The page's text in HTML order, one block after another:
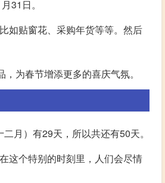
31日。
如贴窗花、采购年货等等。然后
为春节增添更多的喜庆气氛。
月）有29天，所以共还有50天。
这个特别的时刻里，人们会尽情